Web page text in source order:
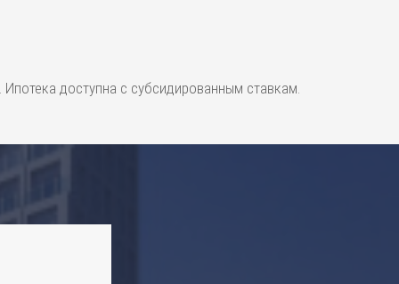
доступна с субсидированным ставкам.